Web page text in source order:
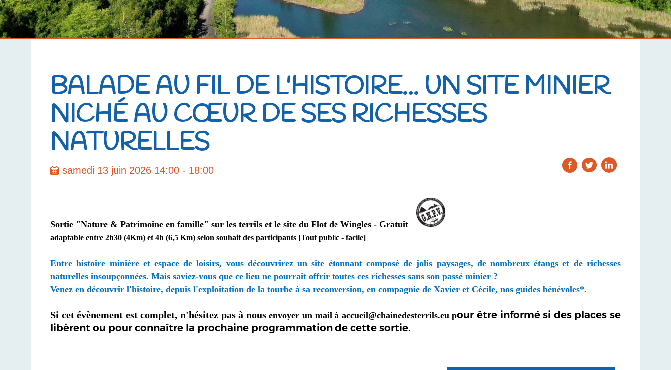
BALADE AU FIL DE L'HISTOIRE... UN SITE MINIER
NICHÉ AU CŒUR DE SES RICHESSES
NATURELLES
samedi 13 juin 2026 14:00 - 18:00
Sortie "Nature & Patrimoine en famille" sur les terrils et le site du Flot de Wingles - Gratuit
adaptable entre 2h30 (4Km) et 4h (6,5 Km) selon souhait des participants [Tout public -facile]
Entre histoire minière et espace de loisirs, vous découvrirez un site étonnant composé de jolis paysages, de nombreux étangs et de richesses
naturelles insoupçonnées. Mais saviez-vous que ce lieu ne pourrait offrir toutes ces richesses sans son passé minier ?
Venez en découvrir l'histoire, depuis l'exploitation de la tourbe à sa reconversion, en compagnie de Xavier et Cécile, nos guides bénévoles*.
Si cet évènement est complet, n'hésitez pas à nousenvoyer un mail à accueil@chainedesterrils.eu pour être informé si des places se
libèrent ou pour connaître la prochaine programmation de cette sortie.